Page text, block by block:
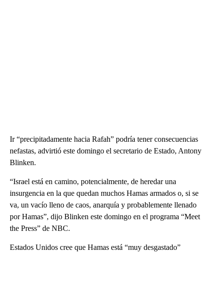
Ir “precipitadamente hacia Rafah” podría tener consecuencias
nefastas, advirtió este domingo el secretario de Estado, Antony
Blinken.
“Israel está en camino, potencialmente, de heredar una
insurgencia en la que quedan muchos Hamas armados o, si se
va, un vacío lleno de caos, anarquía y probablemente llenado
por Hamas”, dijo Blinken este domingo en el programa “Meet
the Press” de NBC.
Estados Unidos cree que Hamas está “muy desgastado”